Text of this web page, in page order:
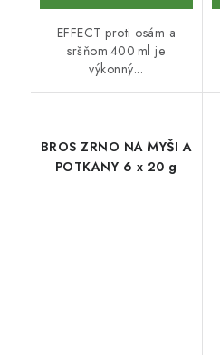
EFFECT proti osám a
sršňom 400 ml je
výkonný...
BROS ZRNO NA MYŠI A
POTKANY 6 x 20 g